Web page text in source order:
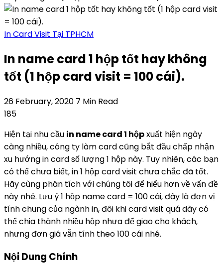
In Card Visit Tại TPHCM
In name card 1 hộp tốt hay không
tốt (1 hộp card visit = 100 cái).
26 February, 2020 7 Min Read
185
Hiện tại nhu cầu in name card 1 hộpxuất hiện ngày
càng nhiều, công ty làm card cũng bắt đầu chấp nhận
xu hướng in card số lượng 1 hộp này. Tuy nhiên, các bạn
có thể chưa biết, in 1 hộp card visit chưa chắc đã tốt.
Hãy cùng phân tích với chúng tôi để hiểu hơn về vấn đề
này nhé. Lưu ý 1 hộp name card = 100 cái, đây là đơn vị
tính chung của ngành in, đôi khi card visit quá dày có
thể chia thành nhiều hộp nhựa để giao cho khách,
nhưng đơn giá vẫn tính theo 100 cái nhé.
Nội Dung Chính